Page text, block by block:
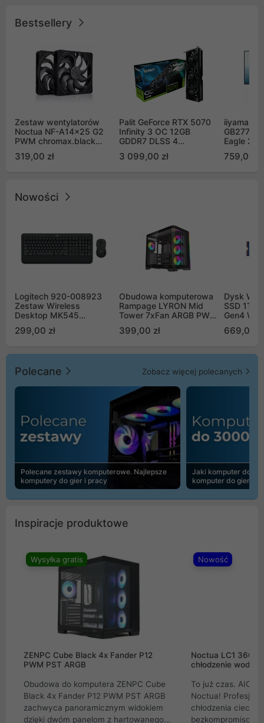
Bestsellery
Zestaw wentylatorów
Noctua NF-A14x25 G2
PWM chromax.black
Push Pull (2szt)
319,00 zł
Palit GeForce RTX 5070
Infinity 3 OC 12GB
GDDR7 DLSS 4
GB2050S)
3 099,00 zł
iiyama G-
Eagle 27"
759,00 zł
Nowości
Logitech 920-008923
Zestaw Wireless
Desktop MK545
299,00 zł
Obudowa komputerowa
Rampage LYRON Mid
Tower 7xFan ARGB PWM
399,00 zł
Dysk WD
SSD 1TB
Gen4
669,00
Polecane Zobacz więcej polecanych
Polecane zestawy komputerowe. Najlepsze
komputery do gier i pracy
Jaki komputer do
komputer do gier |
Inspiracje produktowe
Wysyłka gratis
ZENPC Cube Black 4x Fander P12
PWM PST ARGB
Obudowa do komputera ZENPC Cube
Black 4x Fander P12 PWM PST ARGB
zachwyca panoramicznym widokiem
dzięki dwóm panelom z hartowanego
Nowość
Noctua LC1
chłodzenie wodne
To już czas. AIO
Noctua!
chłodzenia cieczą